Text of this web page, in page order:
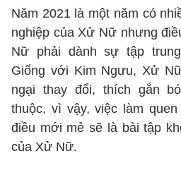
Năm 2021 là một năm có
nghiệp của Xử Nữ nhưng
Nữ phải dành sự tập
Giống với Kim Ngưu, Xử
ngại thay đổi, thích gắn
thuộc, vì vậy, việc làm
điều mới mẻ sẽ là bài tập
của Xử Nữ.